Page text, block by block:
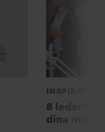
Inspiration
8
dina